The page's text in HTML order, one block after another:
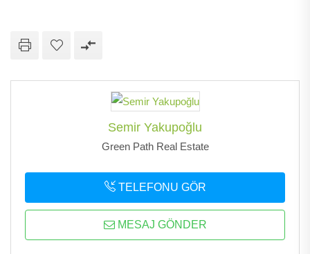
Semir Yakupoğlu
Green Path Real Estate
TELEFONU GÖR
MESAJ GÖNDER